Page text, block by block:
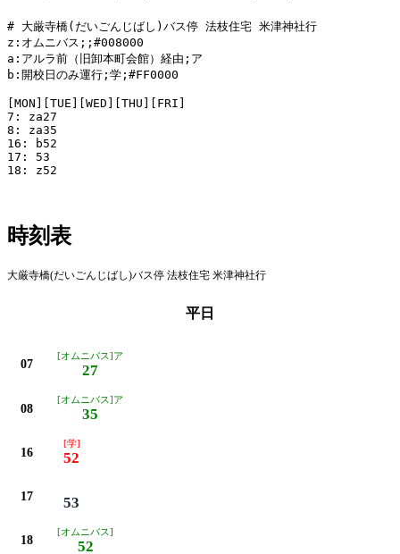
# 大厳寺橋(だいごんじばし)バス停 法枝住宅 米津神社行
z:オムニバス;;#008000
a:アルラ前（旧卸本町会館）経由;ア
b:開校日のみ運行;学;#FF0000
[MON][TUE][WED][THU][FRI]
7: za27
8: za35
16: b52
17: 53
18: z52
時刻表
大厳寺橋(だいごんじばし)バス停 法枝住宅 米津神社行
平日
07
[オムニバス]ア
27
08
[オムニバス]ア
35
16
[学]
52
17 53
18
[オムニバス]
52